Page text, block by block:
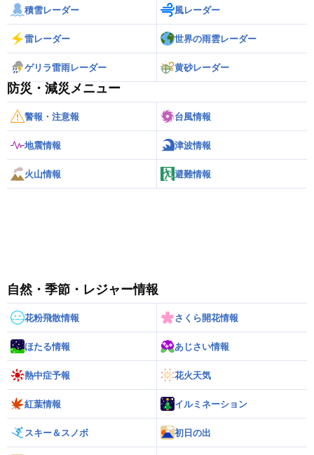
積雪レーダー 風レーダー
雷レーダー 世界の雨雲レーダー
ゲリラ雷雨レーダー 黄砂レーダー
防災・減災メニュー
警報・注意報 台風情報
地震情報 津波情報
火山情報 避難情報
自然・季節・レジャー情報
花粉飛散情報 さくら開花情報
ほたる情報 あじさい情報
熱中症予報 花火天気
紅葉情報 イルミネーション
スキー＆スノボ 初日の出